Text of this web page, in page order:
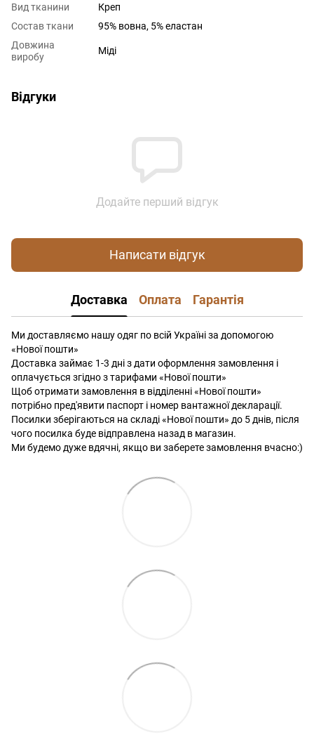
Вид тканини
Креп
Состав ткани
95% вовна, 5% еластан
Довжина
виробу
Міді
Відгуки
Додайте перший відгук
Написати відгук
Доставка Оплата Гарантія
Ми доставляємо нашу одяг по всій Україні за допомогою
«Нової пошти»
Доставка займає 1-3 дні з дати оформлення замовлення і
оплачується згідно з тарифами «Нової пошти»
Щоб отримати замовлення в відділенні «Нової пошти»
потрібно пред'явити паспорт і номер вантажної декларації.
Посилки зберігаються на складі «Нової пошти» до 5 днів, після
чого посилка буде відправлена ​​назад в магазин.
Ми будемо дуже вдячні, якщо ви заберете замовлення вчасно:)